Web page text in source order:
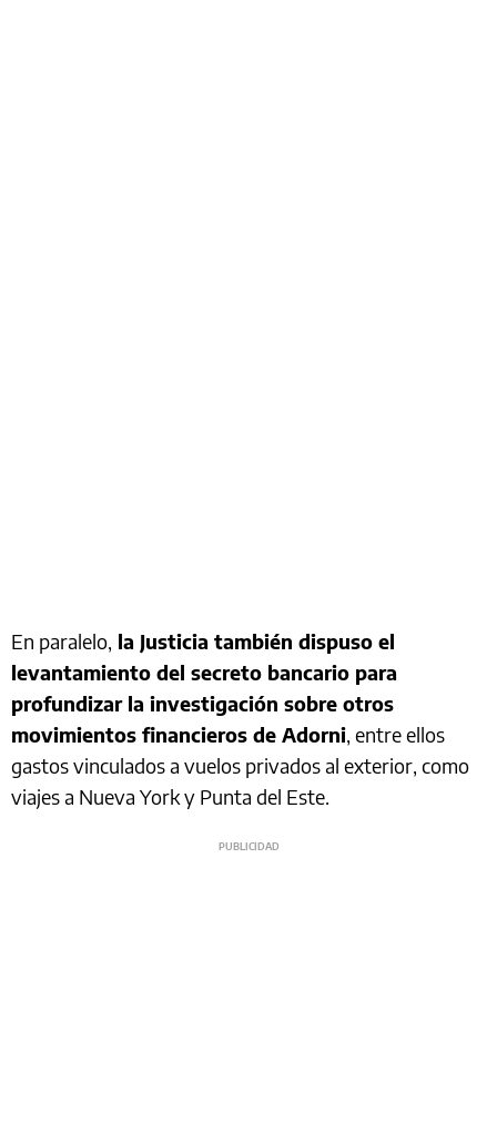
En paralelo, la Justicia también dispuso el
levantamiento del secreto bancario para
profundizar la investigación sobre otros
movimientos financieros de Adorni, entre ellos
gastos vinculados a vuelos privados al exterior, como
viajes a Nueva York y Punta del Este.